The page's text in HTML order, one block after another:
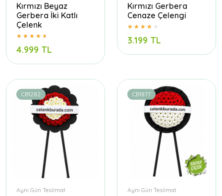
Kırmızı Beyaz
Gerbera İki Katlı
Çelenk
4.999 TL
Kırmızı Gerbera
Cenaze Çelengi
3.199 TL
CB1282
Aynı Gün Teslimat
CB1877
Aynı Gün Teslimat